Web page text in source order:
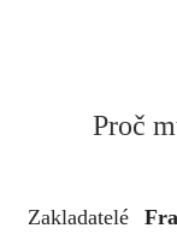
Proč
Zakladatelé